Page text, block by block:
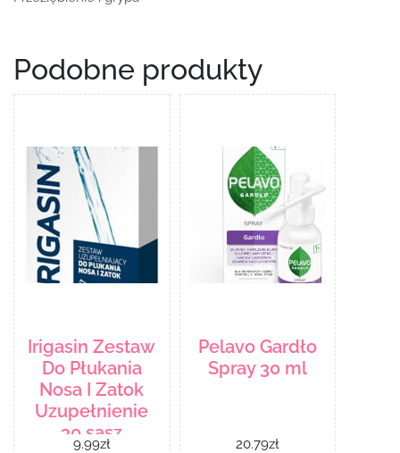
Podobne produkty
Irigasin Zestaw
Do Płukania
Nosa I Zatok
Uzupełnienie
30 sasz
9.99zł
Pelavo Gardło
Spray 30 ml
20.79zł